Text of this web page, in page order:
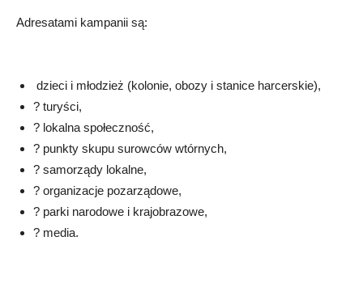
Adresatami kampanii są:
dzieci i młodzież (kolonie, obozy i stanice harcerskie),
? turyści,
? lokalna społeczność,
? punkty skupu surowców wtórnych,
? samorządy lokalne,
? organizacje pozarządowe,
? parki narodowe i krajobrazowe,
? media.